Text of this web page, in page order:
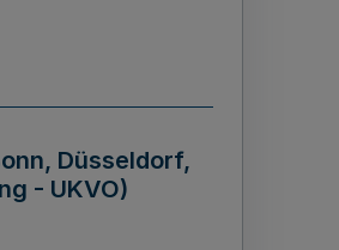
Düsseldorf,
- UKVO)